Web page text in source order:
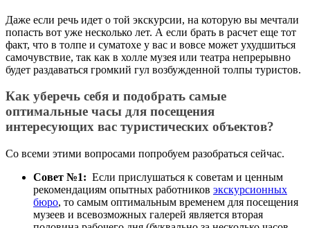
Даже если речь идет о той экскурсии, на которую вы мечтали
попасть вот уже несколько лет. А если брать в расчет еще тот
факт, что в толпе и суматохе у вас и вовсе может ухудшиться
самочувствие, так как в холле музея или театра непрерывно
будет раздаваться громкий гул возбужденной толпы туристов.
Как уберечь себя и подобрать самые
оптимальные часы для посещения
интересующих вас туристических объектов?
Со всеми этими вопросами попробуем разобраться сейчас.
Совет №1: Если прислушаться к советам и ценным
рекомендациям опытных работников экскурсионных
бюро, то самым оптимальным временем для посещения
музеев и всевозможных галерей является вторая